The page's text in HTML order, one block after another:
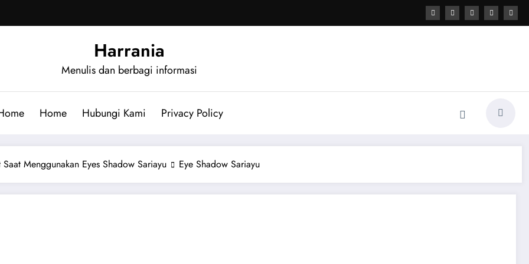
Harrania
Menulis dan berbagi informasi
Home Hubungi Kami Privacy Policy
Menggunakan Eyes Shadow Sariayu Eye Shadow Sariayu